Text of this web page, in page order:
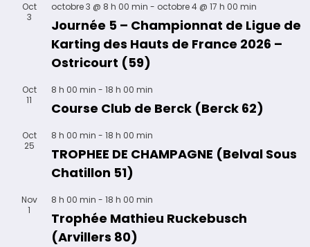
Oct
3
octobre 3 @ 8 h 00 min - octobre 4 @ 17 h 00 min
Journée 5 – Championnat de Ligue de
Karting des Hauts de France 2026 –
Ostricourt (59)
Oct
11
8 h 00 min - 18 h 00 min
Course Club de Berck (Berck 62)
Oct
25
8 h 00 min - 18 h 00 min
TROPHEE DE CHAMPAGNE (Belval Sous
Chatillon 51)
Nov
1
8 h 00 min - 18 h 00 min
Trophée Mathieu Ruckebusch
(Arvillers 80)